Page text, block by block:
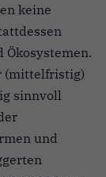
keine
(mittelfristig)
sinnvoll
und